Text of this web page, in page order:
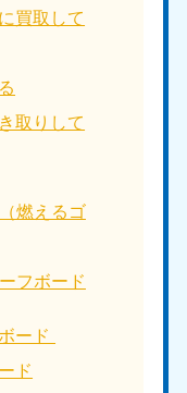
買取して
取りして
燃えるゴ
フボード
ード
ド